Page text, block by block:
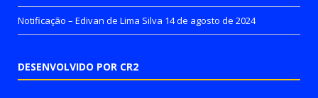
Notificação – Edivan de Lima Silva 14 de agosto de 2024
DESENVOLVIDO POR CR2